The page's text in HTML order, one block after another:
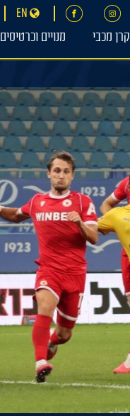
EN
קרן מכבי מנויים וכרטיסים